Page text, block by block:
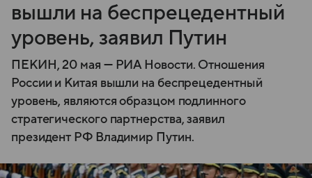
вышли на беспрецедентный
уровень, заявил Путин
ПЕКИН, 20 мая — РИА Новости. Отношения
России и Китая вышли на беспрецедентный
уровень, являются образцом подлинного
стратегического партнерства, заявил
президент РФ Владимир Путин.